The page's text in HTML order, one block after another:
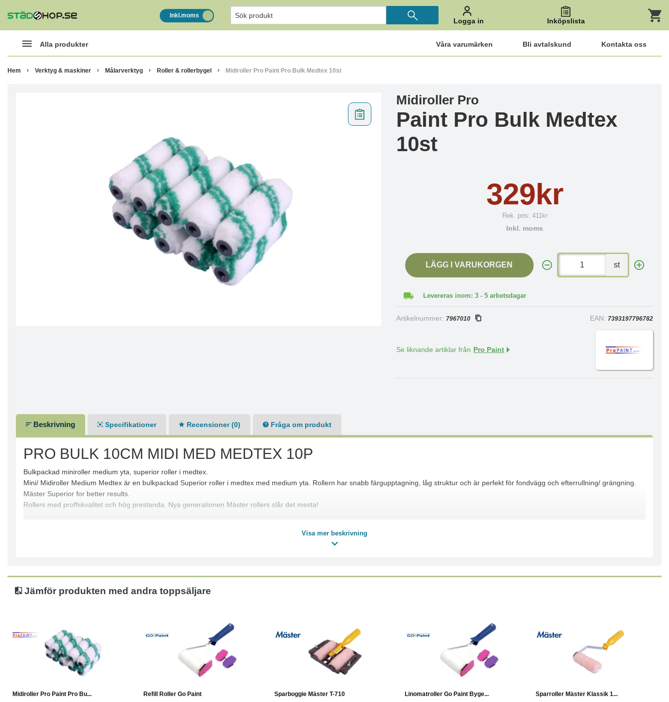
Inkl.moms
Logga in Inköpslista
Alla produkter Våra varumärken Bli avtalskund Kontakta oss
Hem Verktyg & maskiner Målarverktyg Roller & rollerbygel Midiroller Pro Paint Pro Bulk Medtex 10st
Midiroller Pro
Paint Pro Bulk Medtex
10st
329kr
Rek. pris: 411kr
Inkl. moms
LÄGG I VARUKORGEN st
Levereras inom: 3 - 5 arbetsdagar
Artikelnummer: 7967010 EAN: 7393197796782
Se liknande artiklar från Pro Paint
Beskrivning Specifikationer Recensioner (0) Fråga om produkt
PRO BULK 10CM MIDI MED MEDTEX 10P
Bulkpackad miniroller medium yta, superior roller i medtex.
Mini/ Midiroller Medium Medtex är en bulkpackad Superior roller i medtex med medium yta. Rollern har snabb färgupptagning, låg struktur och är perfekt för fondvägg och efterrullning/ grängning.
Mäster Superior for better results.
Rollers med proffskvalitet och hög prestanda. Nya generationen Mäster rollers slår det mesta!
Visa mer beskrivning
Jämför produkten med andra toppsäljare
Midiroller Pro Paint Pro Bu... Refill Roller Go Paint
Läs mer
Sparboggie Mäster T-710 Linomatroller Go Paint Byge...
Läs mer
Sparroller Mäster Klassik 1...